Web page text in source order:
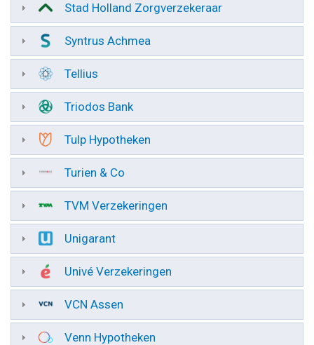
Stad Holland Zorgverzekeraar
Syntrus Achmea
Tellius
Triodos Bank
Tulp Hypotheken
Turien & Co
TVM Verzekeringen
Unigarant
Univé Verzekeringen
VCN Assen
Venn Hypotheken